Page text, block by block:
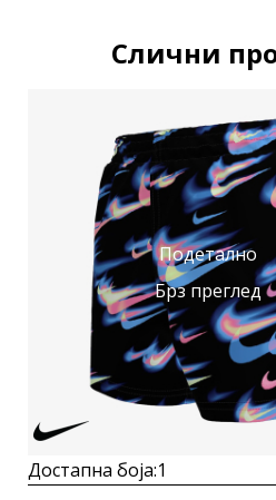
Слични
Подетално
Брз преглед
Достапна боја:1